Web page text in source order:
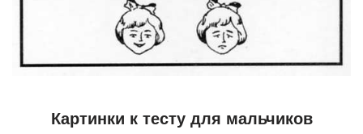
Картинки к тесту для мальчиков